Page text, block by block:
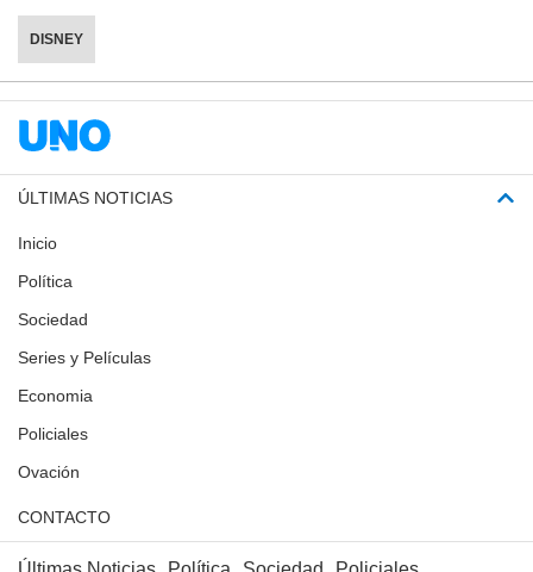
DISNEY
ÚLTIMAS NOTICIAS
Inicio
Política
Sociedad
Series y Películas
Economia
Policiales
Ovación
CONTACTO